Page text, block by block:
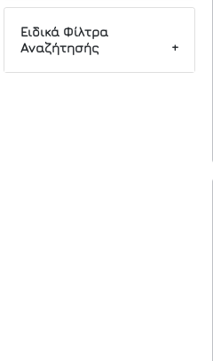
Πολυπροπυλένιο
TPE(Μίγμα
7
Ειδικά Φίλτρα
Αναζήτησής